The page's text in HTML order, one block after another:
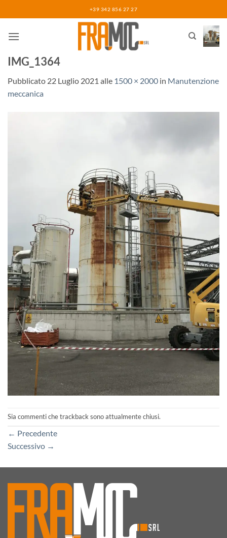
ai
contenuti
+39 342 856 27 27
IMG_1364
Pubblicato 22 Luglio 2021 alle 1500 × 2000 in Manutenzione
meccanica
Sia commenti che trackback sono attualmente chiusi.
← Precedente
Successivo →